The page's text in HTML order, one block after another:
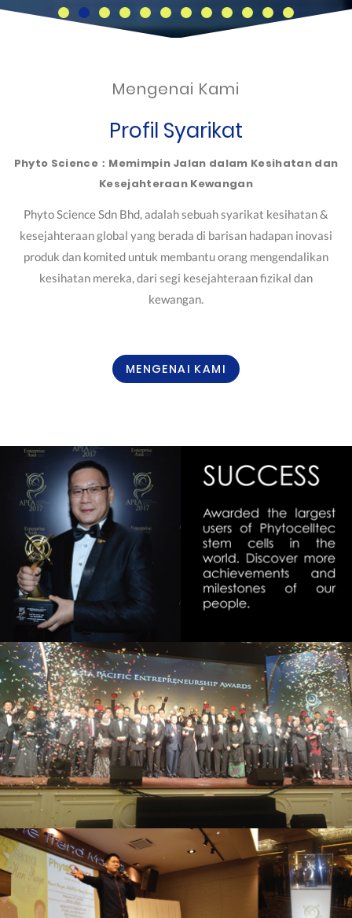
Mengenai Kami
Profil Syarikat
Phyto Science：Memimpin Jalan dalam Kesihatan dan
Kesejahteraan Kewangan
Phyto Science Sdn Bhd, adalah sebuah syarikat kesihatan &
kesejahteraan global yang berada di barisan hadapan inovasi
produk dan komited untuk membantu orang mengendalikan
kesihatan mereka, dari segi kesejahteraan fizikal dan
kewangan.
MENGENAI KAMI